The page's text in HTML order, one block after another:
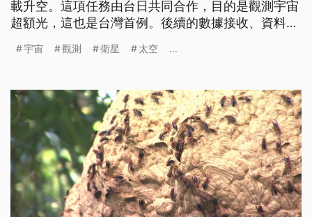
載升空。這項任務由台日共同合作，目的是觀測宇宙
超額光，這也是台灣首例。後續的數據接收、資料處
這不僅是台灣學界參與國際太空科學任務的重要里程
宇宙 觀測 衛星 太空 ...